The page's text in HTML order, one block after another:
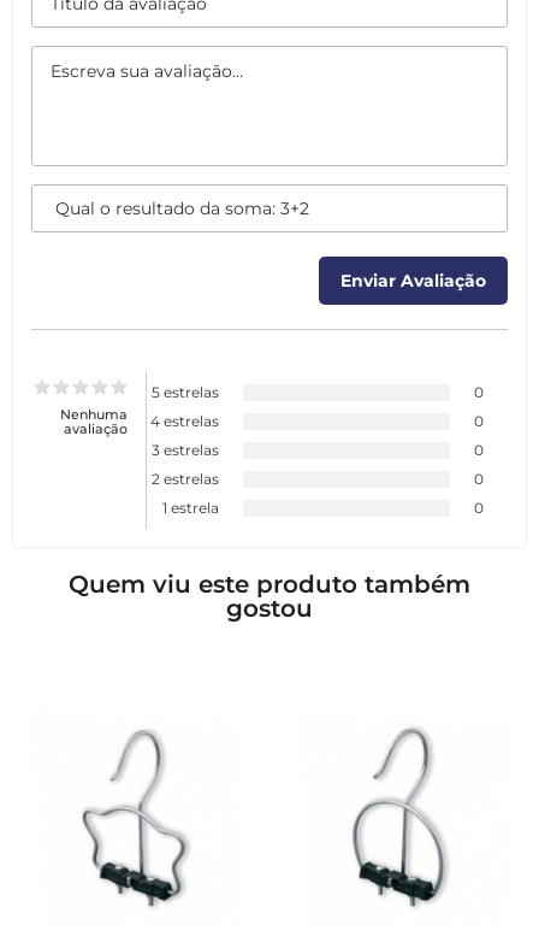
Nenhuma
avaliação
5 estrelas
0
4 estrelas
0
3 estrelas
0
2 estrelas
0
1 estrela
0
Quem viu este produto também
gostou